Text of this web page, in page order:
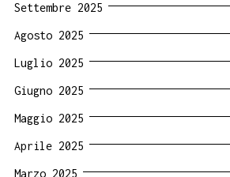
Settembre 2025
Agosto 2025
Luglio 2025
Giugno 2025
Maggio 2025
Aprile 2025
Marzo 2025